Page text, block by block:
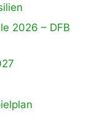
2026 – DFB